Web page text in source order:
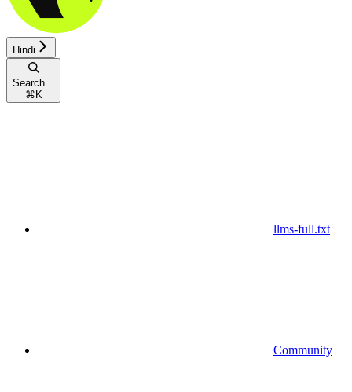
Hindi
Search...
⌘ K
llms-full.txt
Community